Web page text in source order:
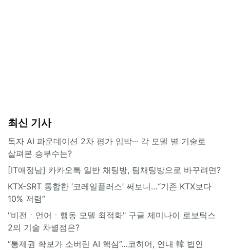
최신 기사
독자 AI 파운데이션 2차 평가 임박··· 각 모델 별 기술로
살펴본 승부수는?
[IT애정남] 카카오톡 일반 채팅방, 팀채팅방으로 바꾸려면?
KTX-SRT 통합한 ‘코레일플러스’ 써보니…“기존 KTX보다
10% 저렴”
"비전ㆍ언어ㆍ행동 모델 최적화" 구글 제미나이 로보틱스
2의 기술 차별점은?
“통제권 확보가 소버린 AI 핵심”…코히어, 연내 韓 법인